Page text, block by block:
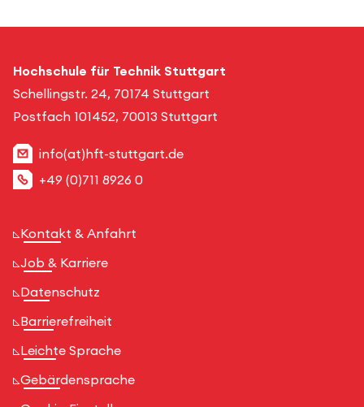
Hochschule für Technik Stuttgart
Schellingstr. 24, 70174 Stuttgart
Postfach 101452, 70013 Stuttgart
info(at)hft-stuttgart.de
+49 (0)711 8926 0
Kontakt & Anfahrt
Job & Karriere
Datenschutz
Barrierefreiheit
Leichte Sprache
Gebärdensprache